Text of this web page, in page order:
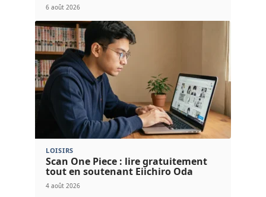
6 août 2026
LOISIRS
Scan One Piece : lire gratuitement
tout en soutenant Eiichiro Oda
4 août 2026